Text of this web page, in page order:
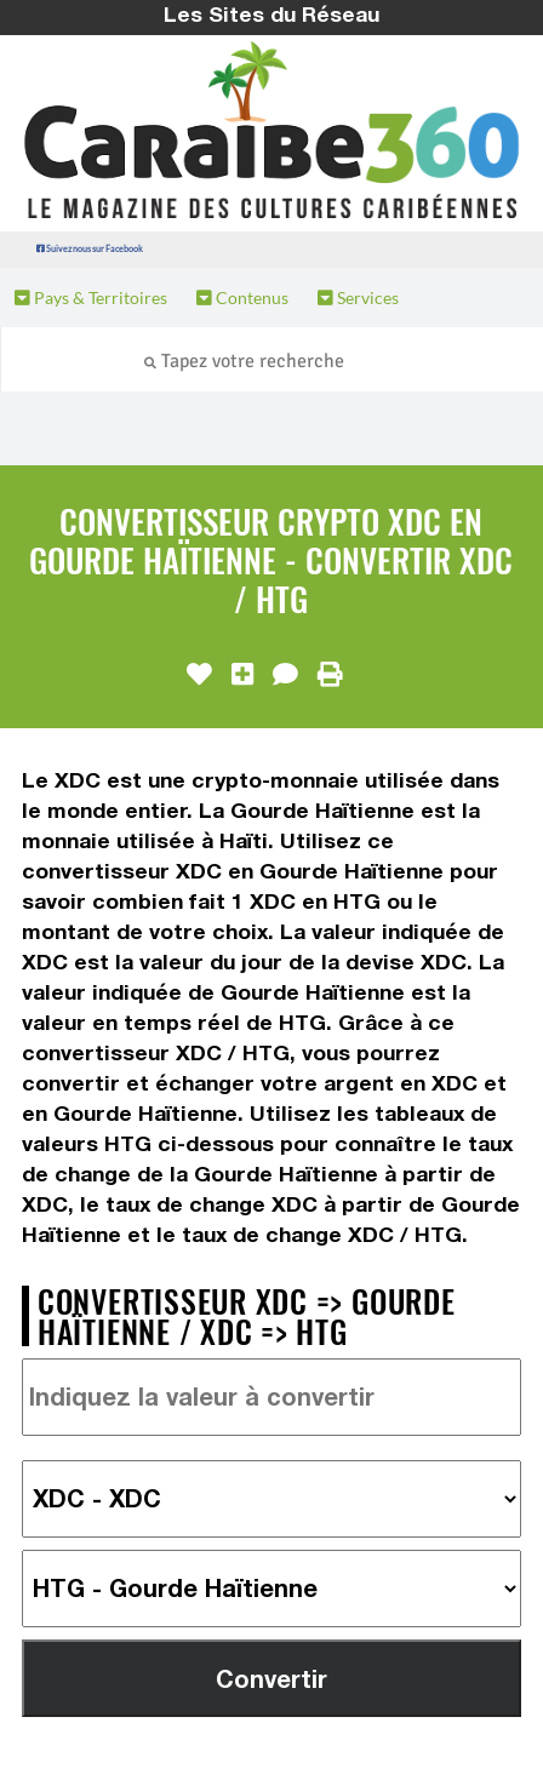
Les Sites du Réseau
Suivez nous sur Facebook
Pays & Territoires Contenus Services
CONVERTISSEUR CRYPTO XDC EN
GOURDE HAÏTIENNE - CONVERTIR XDC
/ HTG
Le XDC est une crypto-monnaie utilisée dans
le monde entier. La Gourde Haïtienne est la
monnaie utilisée à Haïti. Utilisez ce
convertisseur XDC en Gourde Haïtienne pour
savoir combien fait 1 XDC en HTG ou le
montant de votre choix. La valeur indiquée de
XDC est la valeur du jour de la devise XDC. La
valeur indiquée de Gourde Haïtienne est la
valeur en temps réel de HTG. Grâce à ce
convertisseur XDC / HTG, vous pourrez
convertir et échanger votre argent en XDC et
en Gourde Haïtienne. Utilisez les tableaux de
valeurs HTG ci-dessous pour connaître le taux
de change de la Gourde Haïtienne à partir de
XDC, le taux de change XDC à partir de Gourde
Haïtienne et le taux de change XDC / HTG.
CONVERTISSEUR XDC => GOURDE
HAÏTIENNE / XDC => HTG